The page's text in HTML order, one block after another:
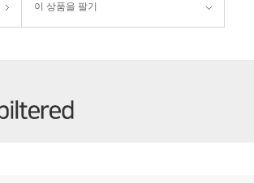
이 상품을 팔기